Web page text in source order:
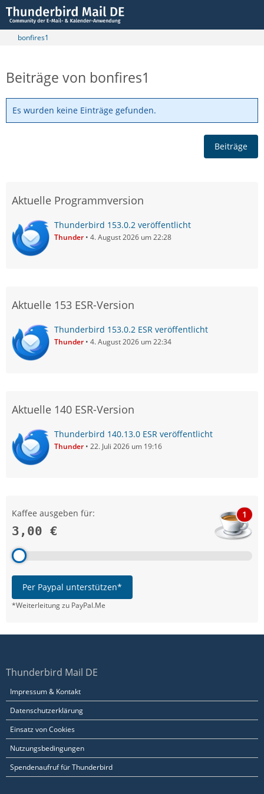
bonfires1
Beiträge von bonfires1
Es wurden keine Einträge gefunden.
Beiträge
Aktuelle Programmversion
Thunderbird 153.0.2 veröffentlicht
Thunder 4. August 2026 um 22:28
Aktuelle 153 ESR-Version
Thunderbird 153.0.2 ESR veröffentlicht
Thunder 4. August 2026 um 22:34
Aktuelle 140 ESR-Version
Thunderbird 140.13.0 ESR veröffentlicht
Thunder 22. Juli 2026 um 19:16
Kaffee ausgeben für:
3,00 €
1
Per Paypal unterstützen*
*Weiterleitung zu PayPal.Me
Thunderbird Mail DE
Impressum & Kontakt
Datenschutzerklärung
Einsatz von Cookies
Nutzungsbedingungen
Spendenaufruf für Thunderbird